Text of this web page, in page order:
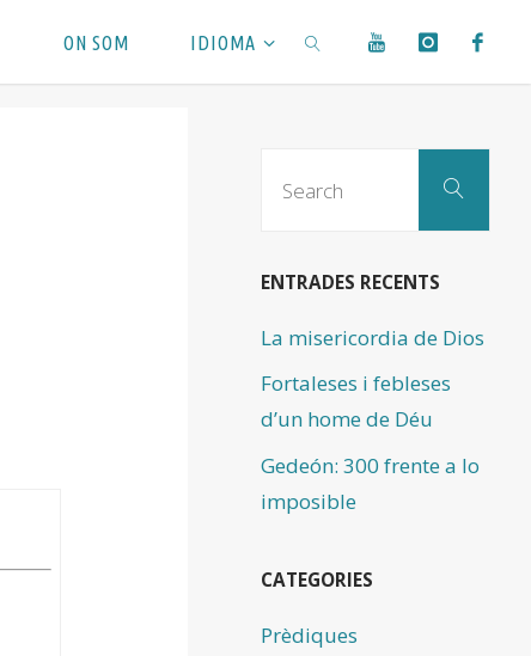
ON SOM IDIOMA
Search
ENTRADES RECENTS
La misericordia de Dios
Fortaleses i febleses
d’un home de Déu
Gedeón: 300 frente a lo
imposible
CATEGORIES
Prèdiques